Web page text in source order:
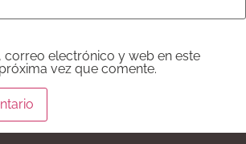
correo electrónico y web en este
vez que comente.